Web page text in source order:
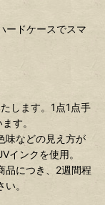
ードケースでスマ
します。1点1点手
す。
味などの見え方が
インクを使用。
品につき、2週間程
。